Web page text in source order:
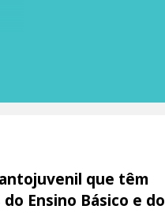
que têm
Ensino Básico e do